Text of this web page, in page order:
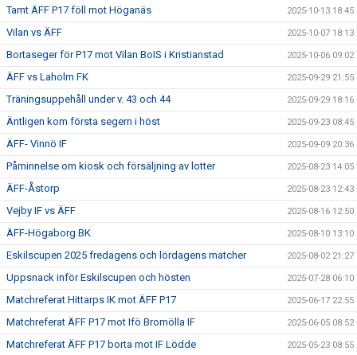
Tamt ÄFF P17 föll mot Höganäs 2025-10-13 18:45
Vilan vs ÄFF 2025-10-07 18:13
Bortaseger för P17 mot Vilan BoIS i Kristianstad 2025-10-06 09:02
ÄFF vs Laholm FK 2025-09-29 21:55
Träningsuppehåll under v. 43 och 44 2025-09-29 18:16
Äntligen kom första segern i höst 2025-09-23 08:45
ÄFF- Vinnö IF 2025-09-09 20:36
Påminnelse om kiosk och försäljning av lotter 2025-08-23 14:05
ÄFF-Åstorp 2025-08-23 12:43
Vejby IF vs ÄFF 2025-08-16 12:50
ÄFF-Högaborg BK 2025-08-10 13:10
Eskilscupen 2025 fredagens och lördagens matcher 2025-08-02 21:27
Uppsnack inför Eskilscupen och hösten 2025-07-28 06:10
Matchreferat Hittarps IK mot ÄFF P17 2025-06-17 22:55
Matchreferat ÄFF P17 mot Ifö Bromölla IF 2025-06-05 08:52
Matchreferat ÄFF P17 borta mot IF Lödde 2025-05-23 08:55